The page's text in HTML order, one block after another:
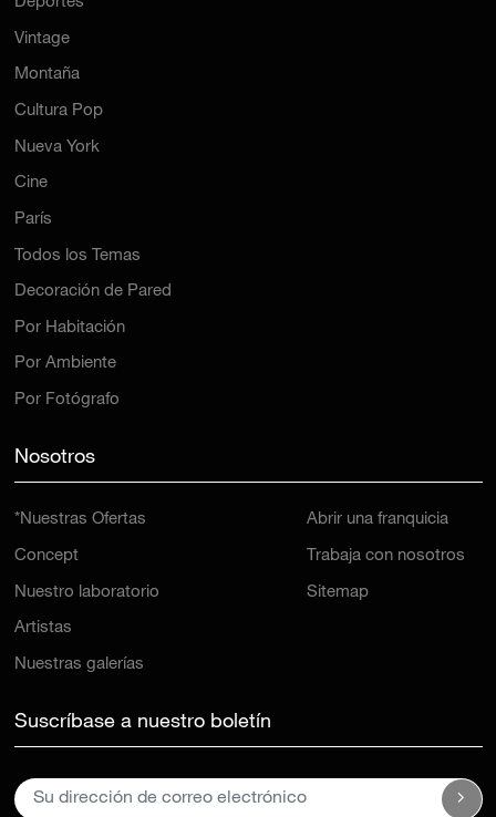
Vintage
Montaña
Cultura Pop
Nueva York
Cine
París
Todos los Temas
Decoración de Pared
Por Habitación
Por Ambiente
Por Fotógrafo
Concept
Nuestro laboratorio
Artistas
Nuestras galerías
Trabaja con nosotros
Sitemap